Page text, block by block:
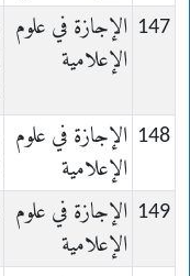
147 الإجازة في علوم
الإعلامية
148 الإجازة في علوم
الإعلامية
149 الإجازة في علوم
الإعلامية